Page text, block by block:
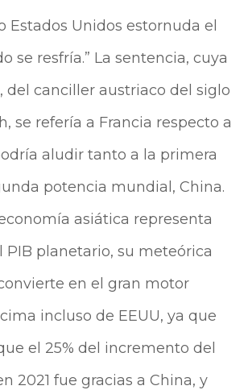
Estados Unidos estornuda el
se resfría.” La sentencia, cuya
del canciller austriaco del siglo
se refería a Francia respecto a
aludir tanto a la primera
potencia mundial, China.
asiática representa
PIB planetario, su meteórica
en el gran motor
incluso de EEUU, ya que
el 25% del incremento del
2021 fue gracias a China, y